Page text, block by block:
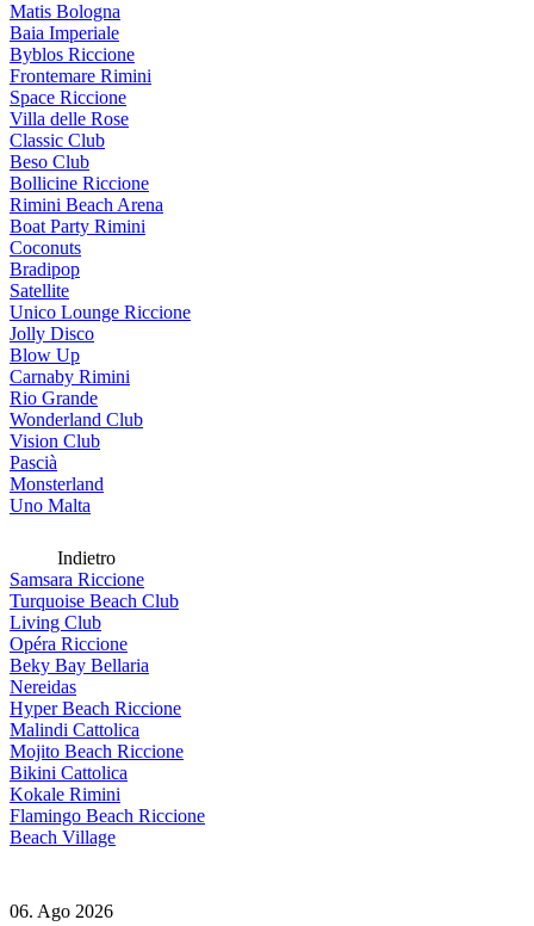
Matis Bologna
Baia Imperiale
Byblos Riccione
Frontemare Rimini
Space Riccione
Villa delle Rose
Classic Club
Beso Club
Bollicine Riccione
Rimini Beach Arena
Boat Party Rimini
Coconuts
Bradipop
Satellite
Unico Lounge Riccione
Jolly Disco
Blow Up
Carnaby Rimini
Rio Grande
Wonderland Club
Vision Club
Pascià
Monsterland
Uno Malta
Indietro
Samsara Riccione
Turquoise Beach Club
Living Club
Opéra Riccione
Beky Bay Bellaria
Nereidas
Hyper Beach Riccione
Malindi Cattolica
Mojito Beach Riccione
Bikini Cattolica
Kokale Rimini
Flamingo Beach Riccione
Beach Village
06. Ago 2026